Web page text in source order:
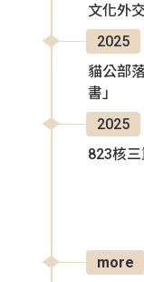
文化外
2025
貓公部
書」
2025
823核
more